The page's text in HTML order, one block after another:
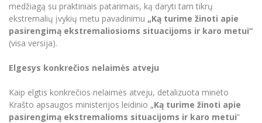
medžiagą su praktiniais patarimais, ką daryti tam tikrų
ekstremalių įvykių metu pavadinimu „Ką turime žinoti apie
pasirengimą ekstremaliosioms situacijoms ir karo metui“
(visa versija).
Elgesys konkrečios nelaimės atveju
Kaip elgtis konkrečios nelaimės atveju, detalizuota minėto
Krašto apsaugos ministerijos leidinio „Ką turime žinoti apie
pasirengimą ekstremalioms situacijoms ir karo metui“